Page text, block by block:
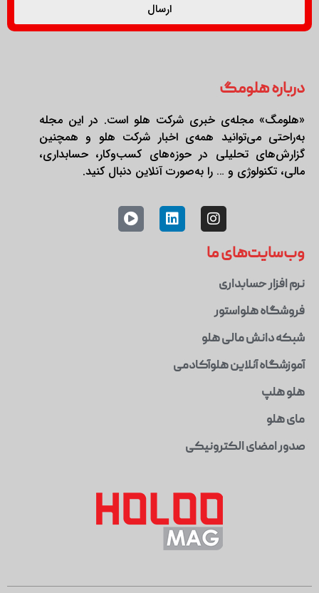
ارسال
درباره هلومگ
«هلومگ» مجله‌ی خبری شرکت هلو است. در این مجله
به‌راحتی می‌توانید همه‌ی اخبار شرکت هلو و همچنین
گزارش‌های تحلیلی در حوزه‌های کسب‌وکار، حسابداری،
مالی، تکنولوژی و … را به‌صورت آنلاین دنبال کنید.
وب‌سایت‌های ما
نرم افزار حسابداری
فروشگاه هلواستور
شبکه دانش مالی هلو
آموزشگاه آنلاین هلوآکادمی
هلو هلپ
مای هلو
صدور امضای الکترونیکی